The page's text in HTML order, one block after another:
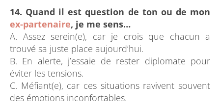
14. Quand il est question de ton ou de mon
ex-partenaire, je me sens…
A. Assez serein(e), car je crois que chacun a
trouvé sa juste place aujourd’hui.
B. En alerte, j’essaie de rester diplomate pour
éviter les tensions.
C. Méfiant(e), car ces situations ravivent souvent
des émotions inconfortables.